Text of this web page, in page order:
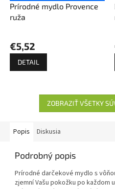
Prírodné mydlo Provence
ruža
€5,52
DETAIL
ZOBRAZIŤ VŠETKY
Popis Diskusia
Podrobný popis
Prírodné darčekové mydlo s
zjemní Vašu pokožku po každom